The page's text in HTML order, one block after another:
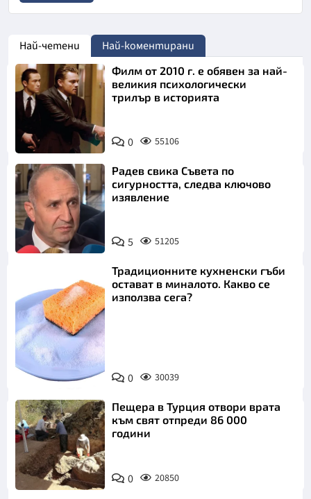
Email
Коментар*
Откажи
Най-четени Най-коментирани
Филм от 2010 г. е обявен за най-
великия психологически
трилър в историята
0 55106
Радев свика Съвета по
сигурността, следва ключово
изявление
5 51205
Снимка:
Пиксабей
Традиционните кухненски гъби
остават в миналото. Какво се
използва сега?
0 30039
Пещера в Турция отвори врата
към свят отпреди 86 000
години
0 20850